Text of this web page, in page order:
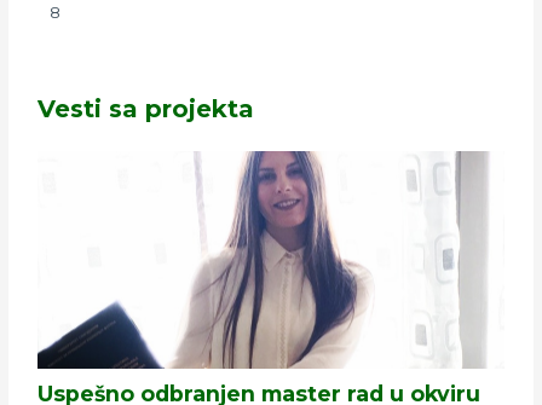
8
Vesti sa projekta
Uspešno odbranjen master rad u okviru